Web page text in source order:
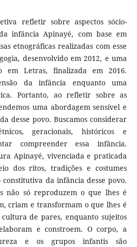
refletir sobre aspectos sócio-
infância Apinayé, com base em
etnográficas realizadas com esse
desenvolvido em 2012, e uma
em Letras, finalizada em 2016.
da infância enquanto uma
Portanto, ao refletir sobre as
uma abordagem sensível e
desse povo. Buscamos considerar
geracionais, históricos e
compreender essa infância.
Apinayé, vivenciada e praticada
dos ritos, tradições e costumes
da infância desse povo.
não só reproduzem o que lhes é
criam e transformam o que lhes é
de pares, enquanto sujeitos
e constroem. O corpo, a
e os grupos infantis são